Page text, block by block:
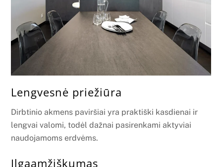
Lengvesnė priežiūra
Dirbtinio akmens paviršiai yra praktiški kasdienai ir
lengvai valomi, todėl dažnai pasirenkami aktyviai
naudojamoms erdvėms.
Ilgaamžiškumas